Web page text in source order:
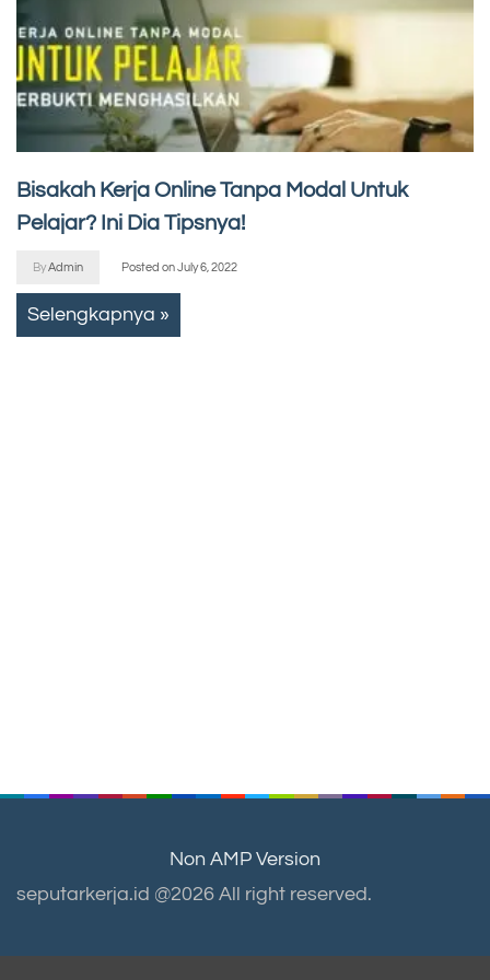
Bisakah Kerja Online Tanpa Modal Untuk
Pelajar? Ini Dia Tipsnya!
ByAdmin Posted onJuly 6, 2022
Selengkapnya »
Non AMP Version
seputarkerja.id @2026 All right reserved.